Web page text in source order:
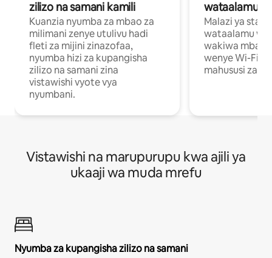
zilizo na samani kamili
Kuanzia nyumba za mbao za
milimani zenye utulivu hadi
fleti za mijini zinazofaa,
nyumba hizi za kupangisha
zilizo na samani zina
vistawishi vyote vya
nyumbani.
wataalamu
Malazi ya
wataalamu
wakiwa mbali
wenye Wi-Fi
mahususi za
Vistawishi na marupurupu kwa ajili ya
ukaaji wa muda mrefu
Nyumba za kupangisha zilizo na samani